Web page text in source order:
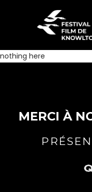
nothing here
MERCI À